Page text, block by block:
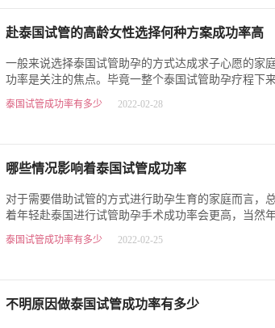
赴泰国试管的高龄女性选择何种方案成功率高
一般来说选择泰国试管助孕的方式达成求子心愿的家
功率是关注的焦点。毕竟一整个泰国试管助孕疗程下
就要十几万人民币左右，…
泰国试管成功率有多少 2022-02-28
哪些情况影响着泰国试管成功率
对于需要借助试管的方式进行助孕生育的家庭而言，
着年轻赴泰国进行试管助孕手术成功率会更高，当然
体状况良好，尤其是女性…
泰国试管成功率有多少 2022-02-25
不明原因做泰国试管成功率有多少